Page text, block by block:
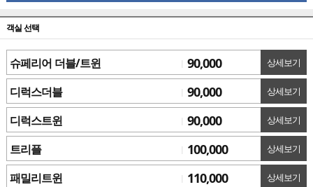
객실 선택
슈페리어 더블/트윈 90,000 상세보기
디럭스더블 90,000 상세보기
디럭스트윈 90,000 상세보기
트리플 100,000 상세보기
패밀리트윈 110,000 상세보기